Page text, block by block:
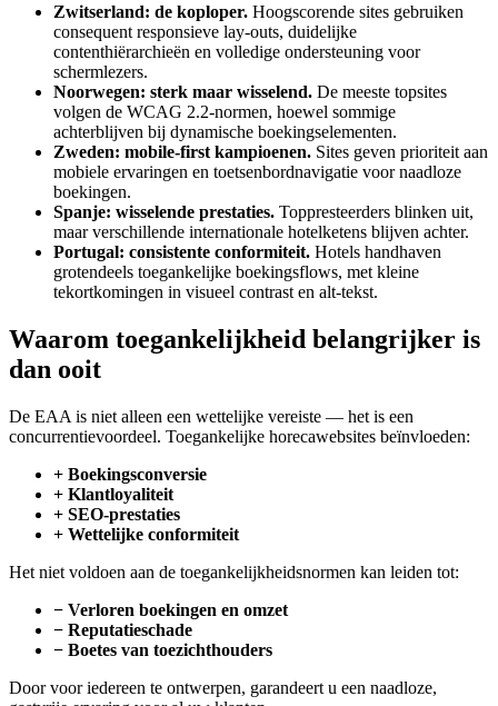
Zwitserland: de koploper. Hoogscorende sites gebruiken
consequent responsieve lay-outs, duidelijke
contenthiërarchieën en volledige ondersteuning voor
schermlezers.
Noorwegen: sterk maar wisselend. De meeste topsites
volgen de WCAG 2.2-normen, hoewel sommige
achterblijven bij dynamische boekingselementen.
Zweden: mobile-first kampioenen. Sites geven prioriteit aan
mobiele ervaringen en toetsenbordnavigatie voor naadloze
boekingen.
Spanje: wisselende prestaties. Toppresteerders blinken uit,
maar verschillende internationale hotelketens blijven achter.
Portugal: consistente conformiteit. Hotels handhaven
grotendeels toegankelijke boekingsflows, met kleine
tekortkomingen in visueel contrast en alt-tekst.
Waarom toegankelijkheid belangrijker is
dan ooit
De EAA is niet alleen een wettelijke vereiste — het is een
concurrentievoordeel. Toegankelijke horecawebsites beïnvloeden:
+ Boekingsconversie
+ Klantloyaliteit
+ SEO-prestaties
+ Wettelijke conformiteit
Het niet voldoen aan de toegankelijkheidsnormen kan leiden tot:
− Verloren boekingen en omzet
− Reputatieschade
− Boetes van toezichthouders
Door voor iedereen te ontwerpen, garandeert u een naadloze,